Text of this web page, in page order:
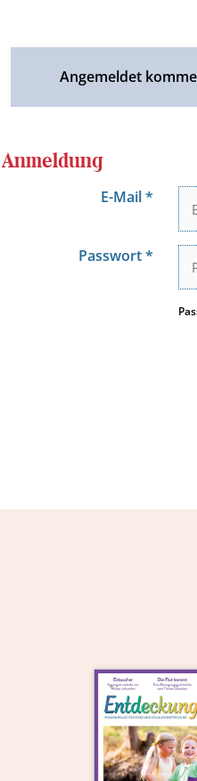
Angemeldet
Anmeldung
E-Mail*
Passwort*